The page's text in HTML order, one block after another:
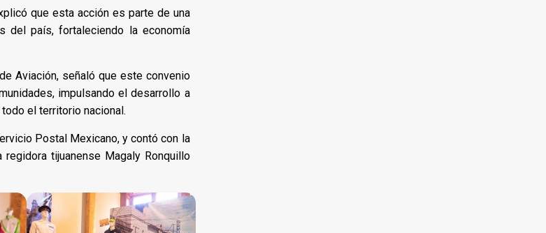
que esta acción es parte de una
del país, fortaleciendo la economía
Aviación, señaló que este convenio
impulsando el desarrollo a
el territorio nacional.
Postal Mexicano, y contó con la
tijuanense Magaly Ronquillo